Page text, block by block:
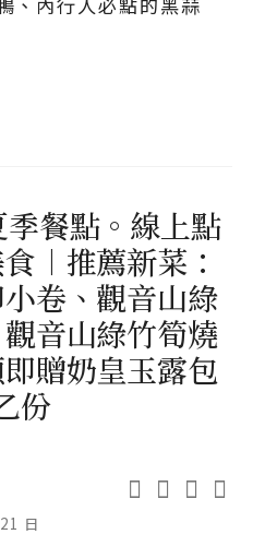
餐點。線上點
︱推薦新菜：
卷、觀音山綠
音山綠竹筍燒
贈奶皇玉露包
份
日